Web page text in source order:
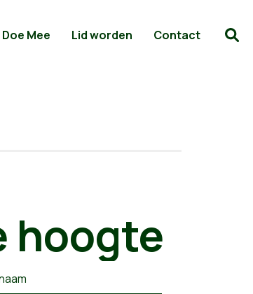
Doe Mee Lid worden Contact
hoogte